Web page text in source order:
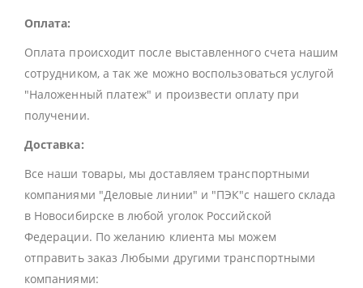
Оплата:
Оплата происходит после выставленного счета нашим
сотрудником, а так же можно воспользоваться услугой
"Наложенный платеж" и произвести оплату при
получении.
Доставка:
Все наши товары, мы доставляем транспортными
компаниями "Деловые линии" и "ПЭК"с нашего склада
в Новосибирске в любой уголок Российской
Федерации. По желанию клиента мы можем
отправить заказ Любыми другими транспортными
компаниями: